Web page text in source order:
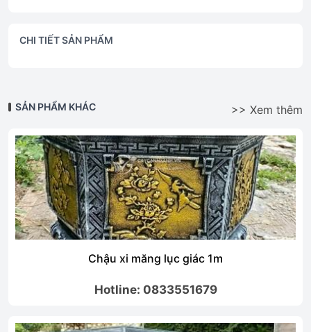
CHI TIẾT SẢN PHẨM
SẢN PHẨM KHÁC >> Xem thêm
Chậu xi măng lục giác 1m
Hotline: 0833551679